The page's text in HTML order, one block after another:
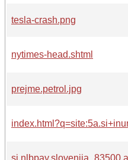
tesla-crash.png
nytimes-head.shtml
prejme.petrol.jpg